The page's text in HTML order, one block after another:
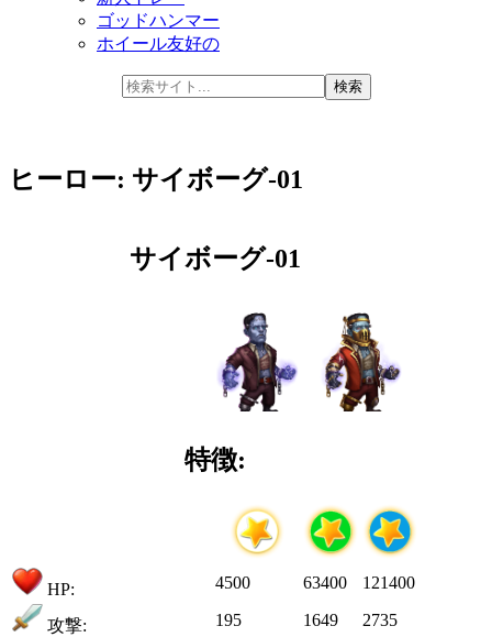
ゴッドハンマー
ホイール友好の
ヒーロー: サイボーグ-01
サイボーグ-01
特徴:
HP: 4500 63400 121400
攻撃: 195 1649 2735